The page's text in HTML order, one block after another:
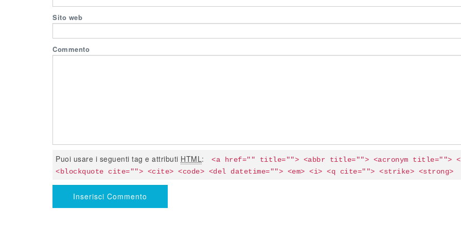
Sito web
Commento
Puoi usare i seguenti tag e attributi HTML:
<a href="" title=""> <abbr title=""> <acronym title="">
<blockquote cite=""> <cite> <code> <del datetime=""> <em> <i> <q cite=""> <strike> <strong>